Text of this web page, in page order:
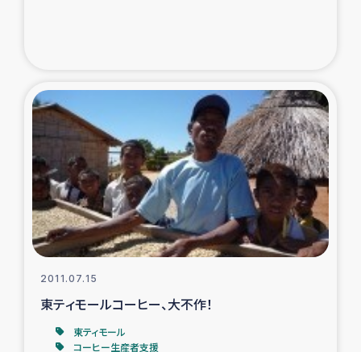
2011.07.15
東ティモールコーヒー、大不作！
東ティモール
コーヒー生産者支援